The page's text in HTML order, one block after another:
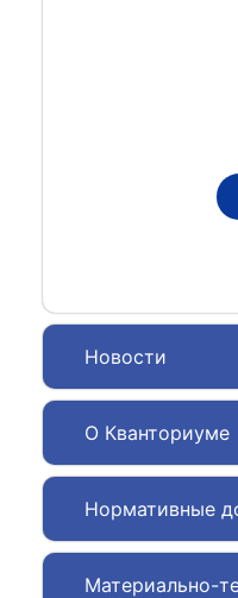
Новости
О Кванториуме
Нормативные
Материально-